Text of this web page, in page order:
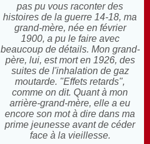
pas pu vous raconter des
histoires de la guerre 14-18, ma
grand-mère, née en février
1900, a pu le faire avec
beaucoup de détails. Mon grand-
père, lui, est mort en 1926, des
suites de l'inhalation de gaz
moutarde. "Effets retards",
comme on dit. Quant à mon
arrière-grand-mère, elle a eu
encore son mot à dire dans ma
prime jeunesse avant de céder
face à la vieillesse.